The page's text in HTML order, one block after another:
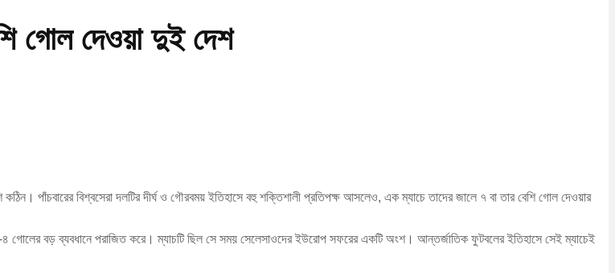
গোল দেওয়া দুই দেশ
পাঁচবারের বিশ্বসেরা দলটির দীর্ঘ ও গৌরবময় ইতিহাসে বহু শক্তিশালী প্রতিপক্ষ আসলেও, এক ম্যাচে তাদের জালে ৭ বা তার বেশি গোল দেওয়ার
গোলের বড় ব্যবধানে পরাজিত করে। ম্যাচটি ছিল সে সময় সেলেসাওদের ইউরোপ সফরের একটি অংশ। আন্তর্জাতিক ফুটবলের ইতিহাসে সেই ম্যাচেই